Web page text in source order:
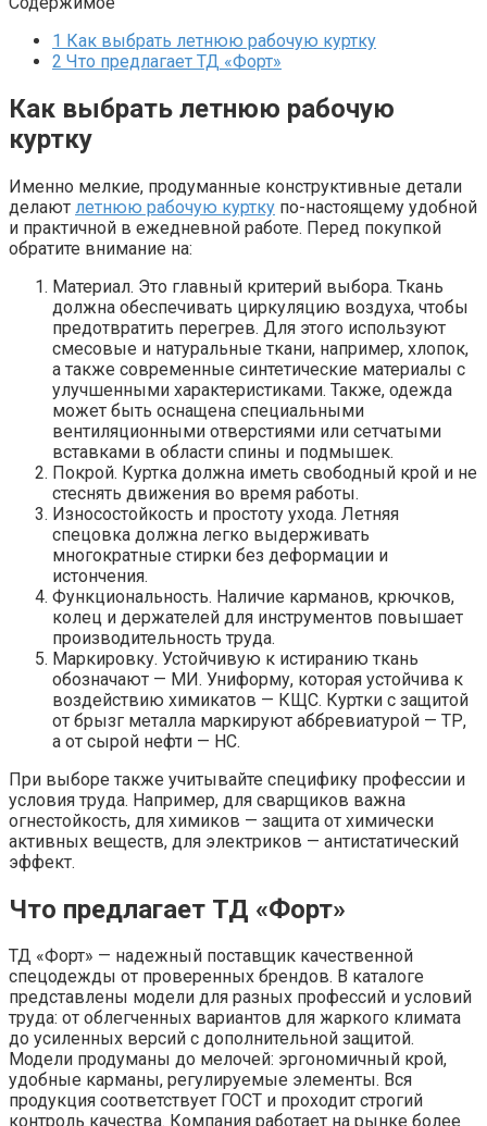
1 Как выбрать летнюю рабочую куртку
2 Что предлагает ТД «Форт»
Как выбрать летнюю рабочую
куртку
Именно мелкие, продуманные конструктивные детали
делают летнюю рабочую куртку по-настоящему удобной
и практичной в ежедневной работе. Перед покупкой
обратите внимание на:
Материал. Это главный критерий выбора. Ткань
должна обеспечивать циркуляцию воздуха, чтобы
предотвратить перегрев. Для этого используют
смесовые и натуральные ткани, например, хлопок,
а также современные синтетические материалы с
улучшенными характеристиками. Также, одежда
может быть оснащена специальными
вентиляционными отверстиями или сетчатыми
вставками в области спины и подмышек.
Покрой. Куртка должна иметь свободный крой и не
стеснять движения во время работы.
Износостойкость и простоту ухода. Летняя
спецовка должна легко выдерживать
многократные стирки без деформации и
истончения.
Функциональность. Наличие карманов, крючков,
колец и держателей для инструментов повышает
производительность труда.
Маркировку. Устойчивую к истиранию ткань
обозначают — МИ. Униформу, которая устойчива к
воздействию химикатов — КЩС. Куртки с защитой
от брызг металла маркируют аббревиатурой — ТР,
а от сырой нефти — НС.
При выборе также учитывайте специфику профессии и
условия труда. Например, для сварщиков важна
огнестойкость, для химиков — защита от химически
активных веществ, для электриков — антистатический
эффект.
Что предлагает ТД «Форт»
ТД «Форт» — надежный поставщик качественной
спецодежды от проверенных брендов. В каталоге
представлены модели для разных профессий и условий
труда: от облегченных вариантов для жаркого климата
до усиленных версий с дополнительной защитой.
Модели продуманы до мелочей: эргономичный крой,
удобные карманы, регулируемые элементы. Вся
продукция соответствует ГОСТ и проходит строгий
контроль качества. Компания работает на рынке более